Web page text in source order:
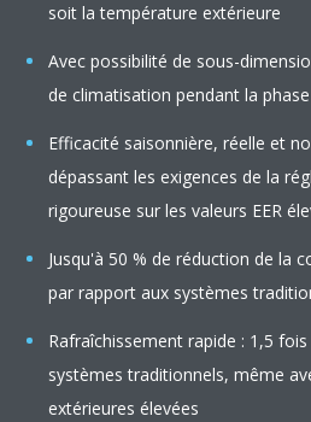
soit la température extérieure
Avec possibilité de sous-
de climatisation pendant la
Efficacité saisonnière, réelle et
dépassant les exigences de la
rigoureuse sur les valeurs EER
Jusqu'à 50 % de réduction de la
par rapport aux systèmes
Rafraîchissement rapide : 1,5
systèmes traditionnels, même
extérieures élevées